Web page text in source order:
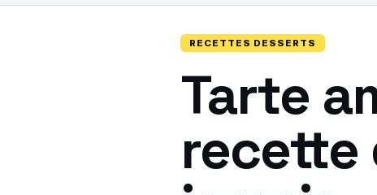
RECETTES DESSERTS
Tarte
recette